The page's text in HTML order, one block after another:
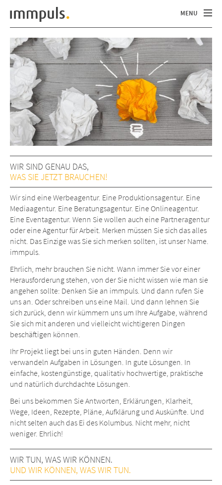
MENU
STARTSEITE
AGENTUR
LEISTUNGEN
PROJEKTE
KONTAKT
WIR SIND GENAU DAS,
WAS SIE JETZT BRAUCHEN!
Wir sind eine Werbeagentur. Eine Produktionsagentur. Eine
Mediaagentur. Eine Beratungsagentur. Eine Onlineagentur.
Eine Eventagentur. Wenn Sie wollen auch eine Partneragentur
oder eine Agentur für Arbeit. Merken müssen Sie sich das alles
nicht. Das Einzige was Sie sich merken sollten, ist unser Name.
immpuls.
Ehrlich, mehr brauchen Sie nicht. Wann immer Sie vor einer
Herausforderung stehen, von der Sie nicht wissen wie man sie
angehen sollte: Denken Sie an immpuls. Und dann rufen Sie
uns an. Oder schreiben uns eine Mail. Und dann lehnen Sie
sich zurück, denn wir kümmern uns um Ihre Aufgabe, während
Sie sich mit anderen und vielleicht wichtigeren Dingen
beschäftigen können.
Ihr Projekt liegt bei uns in guten Händen. Denn wir
verwandeln Aufgaben in Lösungen. In gute Lösungen. In
einfache, kostengünstige, qualitativ hochwertige, praktische
und natürlich durchdachte Lösungen.
Bei uns bekommen Sie Antworten, Erklärungen, Klarheit,
Wege, Ideen, Rezepte, Pläne, Aufklärung und Auskünfte. Und
nicht selten auch das Ei des Kolumbus. Nicht mehr, nicht
weniger. Ehrlich!
WIR TUN, WAS WIR KÖNNEN.
UND WIR KÖNNEN, WAS WIR TUN.